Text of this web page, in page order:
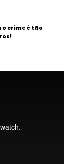
crime é tão